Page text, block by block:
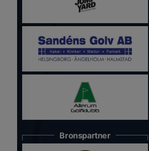
Bronspartner